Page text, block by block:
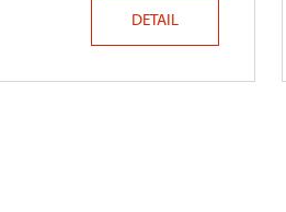
DETAIL